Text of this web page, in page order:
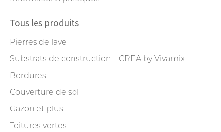
Tous les produits
Pierres de lave
Substrats de construction – CREA by Vivamix
Bordures
Couverture de sol
Gazon et plus
Toitures vertes